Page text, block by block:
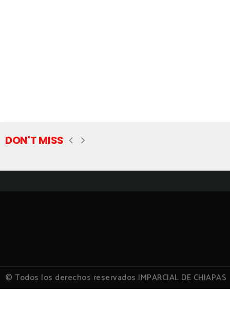
DON'T MISS
© Todos los derechos reservados IMPARCIAL DE CHIAPAS